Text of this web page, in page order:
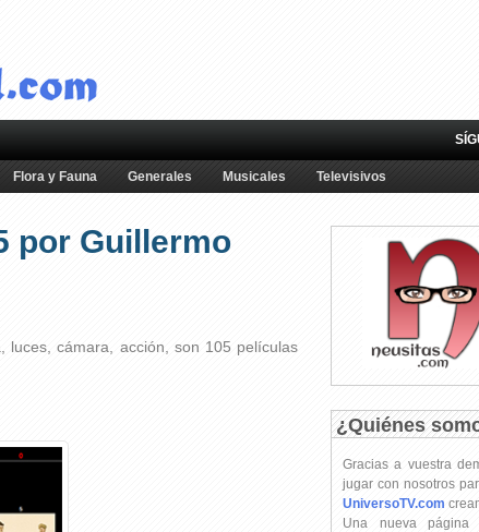
Flora y Fauna Generales Musicales Televisivos
por Guillermo
luces, cámara, acción, son 105 películas
¿Quiénes
Gracias a vuestra
jugar con nosotros
UniversoTV.com
Una nueva